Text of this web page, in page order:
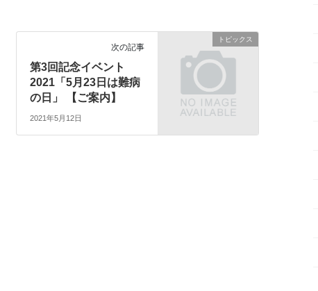
トピックス
次の記事
第3回記念イベント
2021「5月23日は難病
の日」 【ご案内】
2021年5月12日